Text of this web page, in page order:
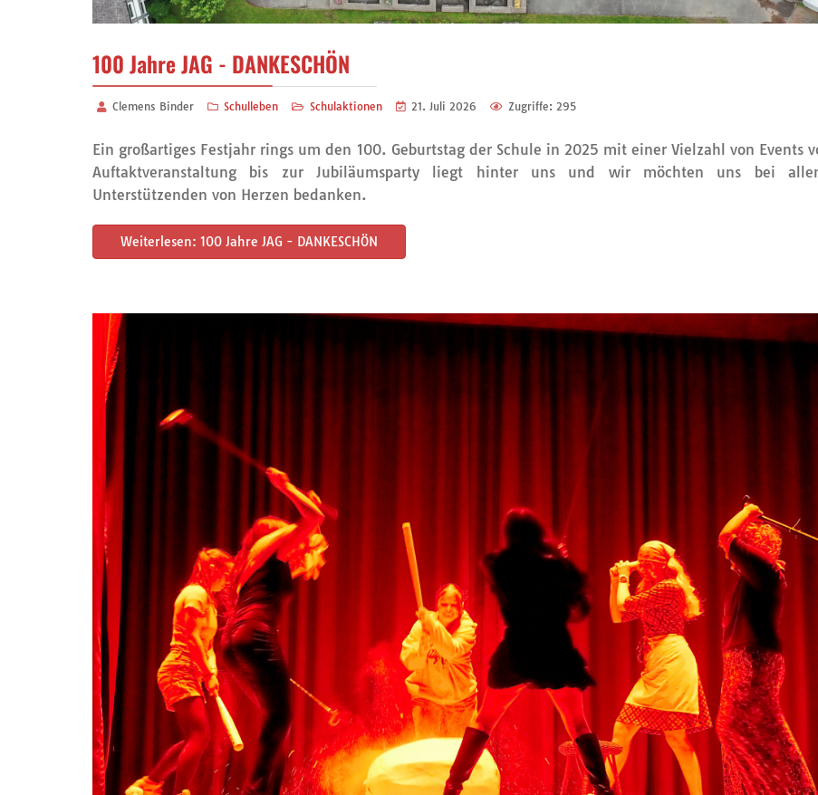
100 Jahre JAG - DANKESCHÖN
Clemens Binder Schulleben Schulaktionen 21. Juli 2026 Zugriffe: 295
Ein großartiges Festjahr rings um den 100. Geburtstag der Schule in 2025 mit einer Vielzahl von Events
Auftaktveranstaltung bis zur Jubiläumsparty liegt hinter uns und wir möchten uns bei
Unterstützenden von Herzen bedanken.
Weiterlesen: 100 Jahre JAG - DANKESCHÖN